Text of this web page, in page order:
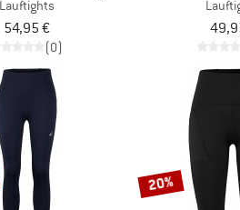
Lauftights
54,95 €
(0)
20%